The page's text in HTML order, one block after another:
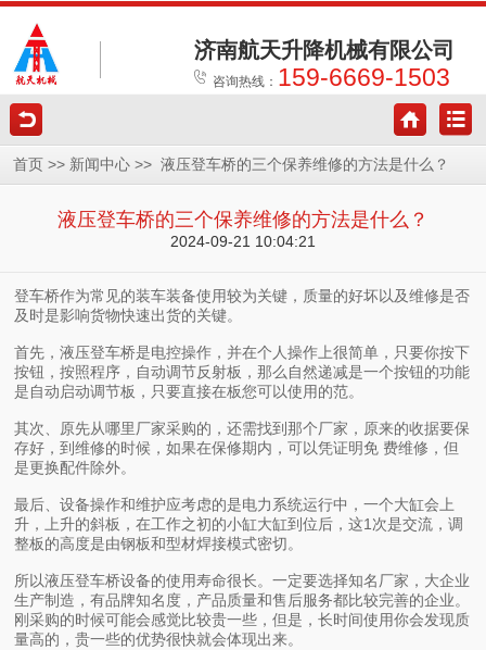
济南航天升降机械有限公司
咨询热线： 159-6669-1503
首页 >> 新闻中心 >> 液压登车桥的三个保养维修的方法是什么？
液压登车桥的三个保养维修的方法是什么？
2024-09-21 10:04:21
登车桥作为常见的装车装备使用较为关键，质量的好坏以及维修是否
及时是影响货物快速出货的关键。
首先，液压登车桥是电控操作，并在个人操作上很简单，只要你按下
按钮，按照程序，自动调节反射板，那么自然递减是一个按钮的功能
是自动启动调节板，只要直接在板您可以使用的范。
其次、原先从哪里厂家采购的，还需找到那个厂家，原来的收据要保
存好，到维修的时候，如果在保修期内，可以凭证明免 费维修，但
是更换配件除外。
最后、设备操作和维护应考虑的是电力系统运行中，一个大缸会上
升，上升的斜板，在工作之初的小缸大缸到位后，这1次是交流，调
整板的高度是由钢板和型材焊接模式密切。
所以液压登车桥设备的使用寿命很长。一定要选择知名厂家，大企业
生产制造，有品牌知名度，产品质量和售后服务都比较完善的企业。
刚采购的时候可能会感觉比较贵一些，但是，长时间使用你会发现质
量高的，贵一些的优势很快就会体现出来。